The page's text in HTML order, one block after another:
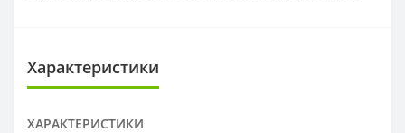
Характеристики
ХАРАКТЕРИСТИКИ